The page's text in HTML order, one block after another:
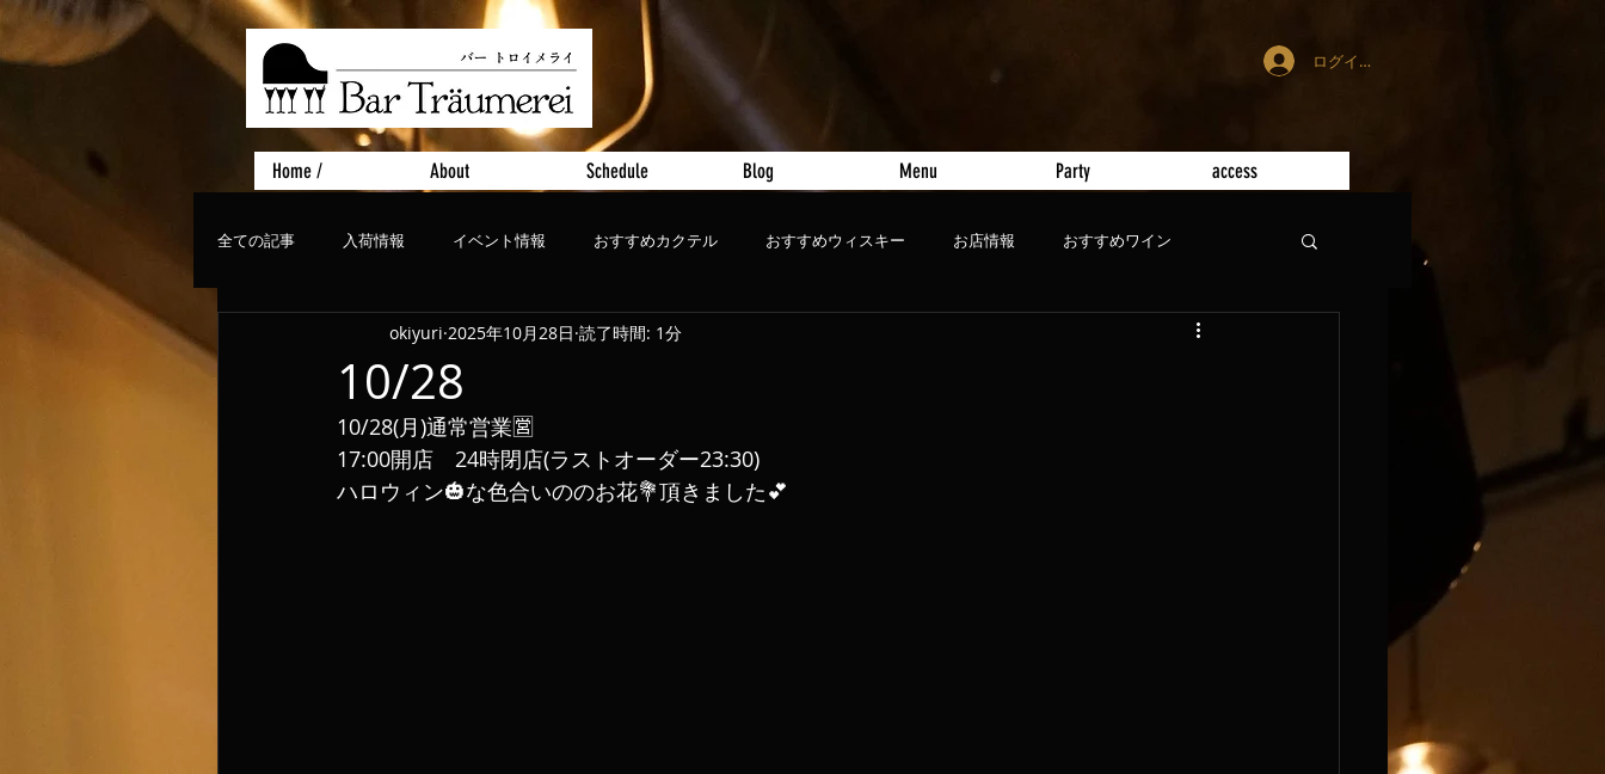
ログイン
Home / About Schedule Blog Menu Party access
全ての記事 入荷情報 イベント情報 おすすめカクテル おすすめウィスキー お店情報 おすすめワイン
ライブ、コンサート おすすめビール
10/28
okiyuri 2025年10月28日 読了時間: 1分
10/28(月)通常営業🈺
17:00開店　24時閉店(ラストオーダー23:30)
ハロウィン🎃な色合いののお花💐頂きました💕